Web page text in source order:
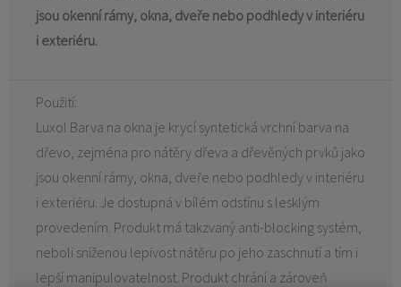
jsou okenní rámy, okna, dveře nebo podhledy v interiéru
i exteriéru.
Použití:
Luxol Barva na okna je krycí syntetická vrchní barva na
dřevo, zejména pro nátěry dřeva a dřevěných prvků jako
jsou okenní rámy, okna, dveře nebo podhledy v interiéru
i exteriéru. Je dostupná v bílém odstínu s lesklým
provedením. Produkt má takzvaný anti-blocking systém,
neboli sníženou lepivost nátěru po jeho zaschnutí a tím i
lepší manipulovatelnost. Produkt chrání a zároveň